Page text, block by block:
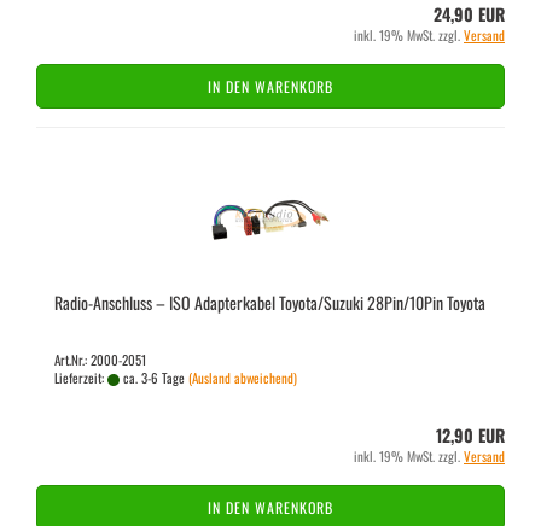
24,90 EUR
inkl. 19% MwSt. zzgl.Versand
IN DEN WARENKORB
Radio-​​An­schluss – ISO Ad­ap­ter­ka­bel To­yo­ta/Su­zu­ki 28Pin/10Pin To­yo­ta
Art.Nr.: 2000-2051
Lieferzeit:
ca. 3-6 Tage(Ausland abweichend)
12,90 EUR
inkl. 19% MwSt. zzgl.Versand
IN DEN WARENKORB